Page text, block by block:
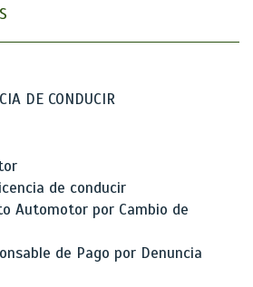
DE CONDUCIR
de conducir
Automotor por Cambio de
de Pago por Denuncia